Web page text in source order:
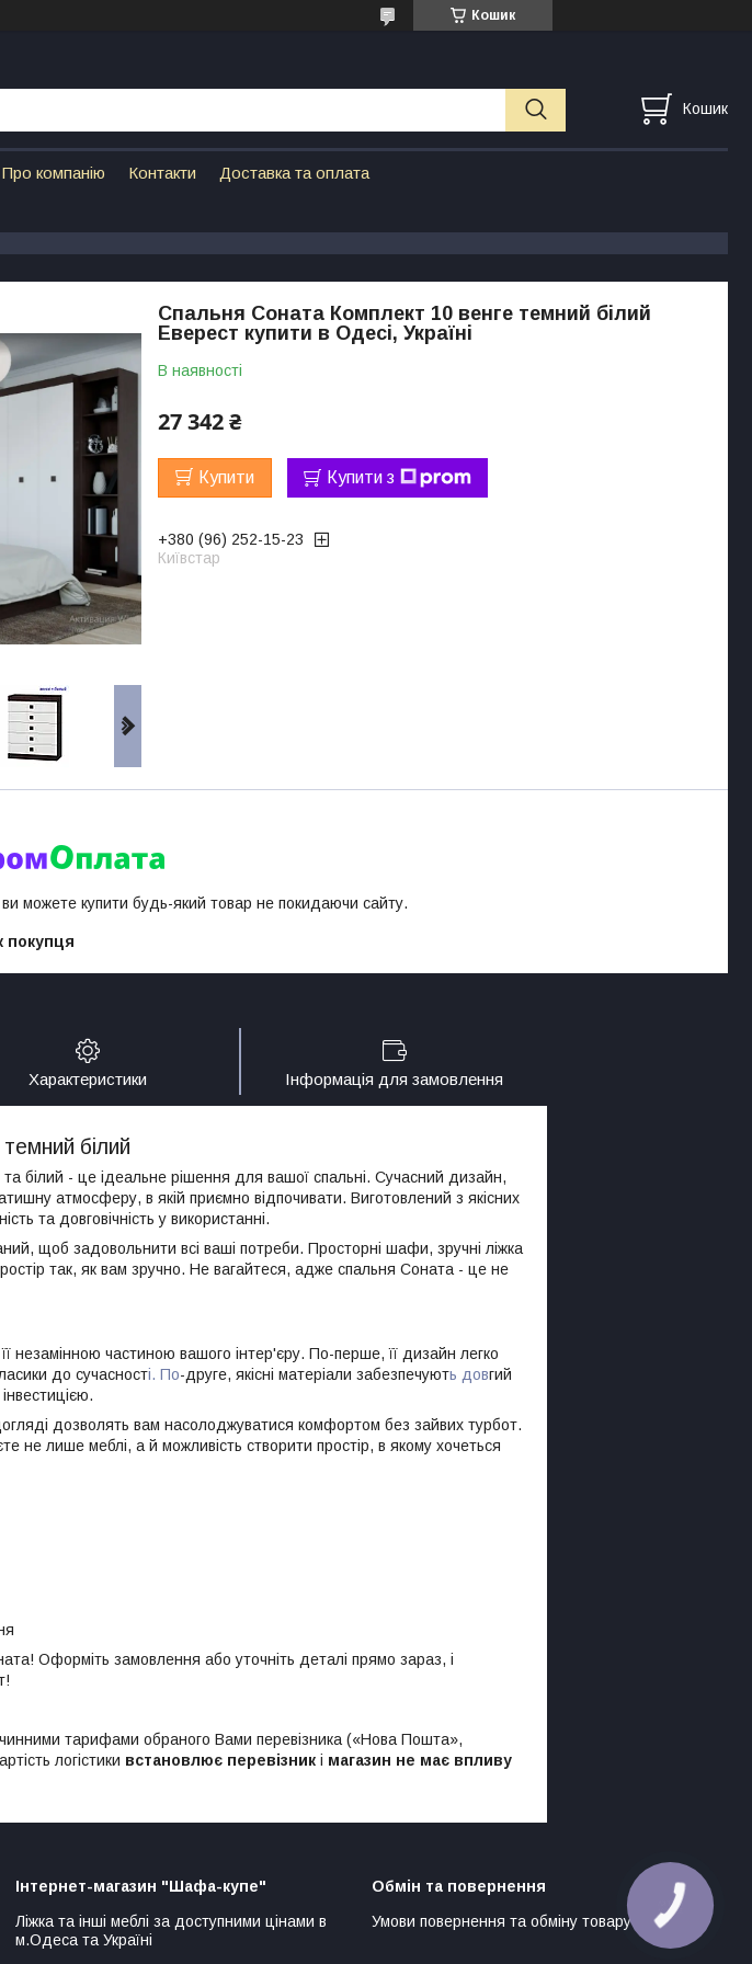
Кошик
Кошик
Про компанію Контакти Доставка та оплата
Спальня Соната Комплект 10 венге темний білий
Еверест купити в Одесі, Україні
В наявності
27 342 ₴
Купити Купити з
+380 (96) 252-15-23
Київстар
ви можете купити будь-який товар не покидаючи сайту.
покупця
Характеристики Інформація для замовлення
білий
білий - це ідеальне рішення для вашої спальні. Сучасний дизайн,
атмосферу, в якій приємно відпочивати. Виготовлений з якісних
та довговічність у використанні.
щоб задовольнити всі ваші потреби. Просторні шафи, зручні ліжка
так, як вам зручно. Не вагайтеся, адже спальня Соната - це не
незамінною частиною вашого інтер'єру. По-перше, її дизайн легко
до сучасності. По-друге, якісні матеріали забезпечують довгий
дозволять вам насолоджуватися комфортом без зайвих турбот.
не лише меблі, а й можливість створити простір, в якому хочеться
Оформіть замовлення або уточніть деталі прямо зараз, і
чинними тарифами обраного Вами перевізника («Нова Пошта»,
логістики встановлює перевізник і магазин не має впливу
Інтернет-магазин "Шафа-купе"
Ліжка та інші меблі за доступними цінами в
м.Одеса та Україні
Обмін та повернення
Умови повернення та обміну товару
КНОПКА
ЗВ'ЯЗКУ